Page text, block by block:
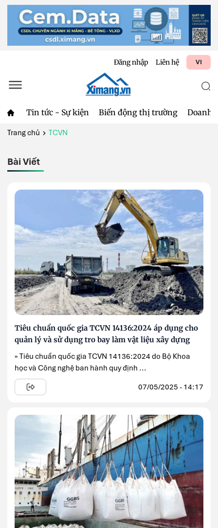
Đăng nhập Liên hệ VI
Tin tức - Sự kiện Biến động thị trường Doanh
Trang chủ TCVN
Bài Viết
Tiêu chuẩn quốc gia TCVN 14136:2024 áp dụng cho
quản lý và sử dụng tro bay làm vật liệu xây dựng
» Tiêu chuẩn quốc gia TCVN 14136:2024 do Bộ Khoa
học và Công nghệ ban hành quy định ...
07/05/2025 - 14:17